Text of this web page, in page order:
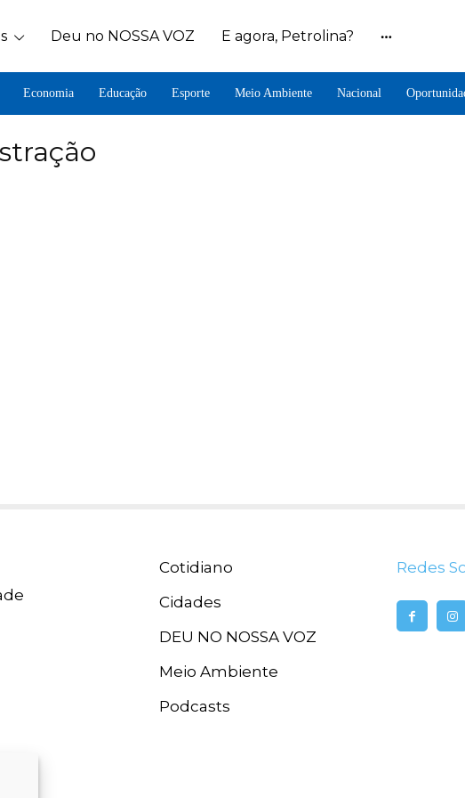
Deu no NOSSA VOZ E agora, Petrolina?
Economia Educação Esporte Meio Ambiente Nacional
Cotidiano
Cidades
DEU NO NOSSA VOZ
Meio Ambiente
Podcasts
Redes